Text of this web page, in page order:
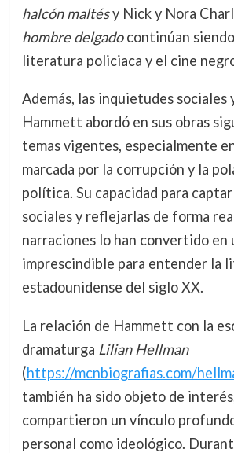
halcón maltésy Nick y Nora
hombre delgadocontinúan
literatura policiaca y el cine
Además, las inquietudes sociales
Hammett abordó en sus obras
temas vigentes, especialmente
marcada por la corrupción y la
política. Su capacidad para
sociales y reflejarlas de forma
narraciones lo han convertido en
imprescindible para entender la
estadounidense del siglo XX.
La relación de Hammett con la
dramaturga Lilian Hellman
(https://mcnbiografias.com/
también ha sido objeto de
compartieron un vínculo
personal como ideológico.